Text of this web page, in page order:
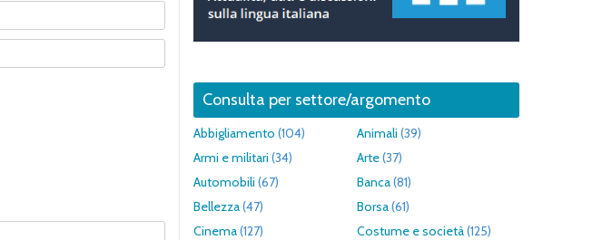
Consulta per settore/argomento
Abbigliamento (104) Animali (39)
Armi e militari (34) Arte(37)
Automobili (67) Banca(81)
Bellezza(47) Borsa(61)
Cinema(127) Costume e società(125)